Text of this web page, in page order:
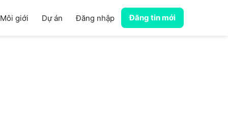
Môi giới Dự án Đăng nhập Đăng tin mới